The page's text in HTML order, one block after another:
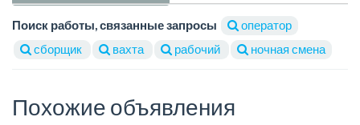
Поиск работы, связанные запросы
оператор
сборщик
вахта рабочий ночная смена
Похожие объявления